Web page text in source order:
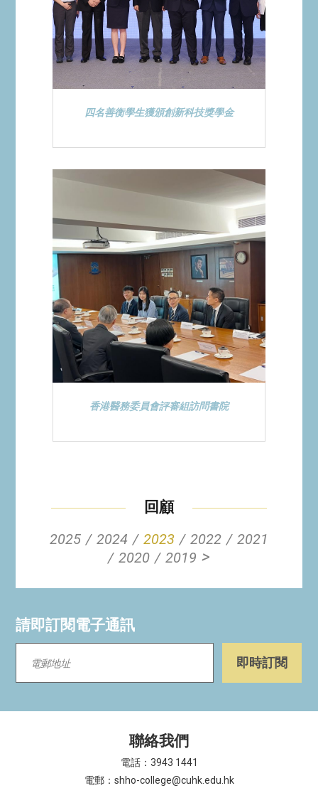
四名善衡學生獲頒創新科技獎學金
香港醫務委員會評審組訪問書院
回顧
2025
2024 2023 2022
2021
2020
2019 >
請即訂閱電子通訊
聯絡我們
電話：3943 1441
電郵：shho-college@cuhk.edu.hk